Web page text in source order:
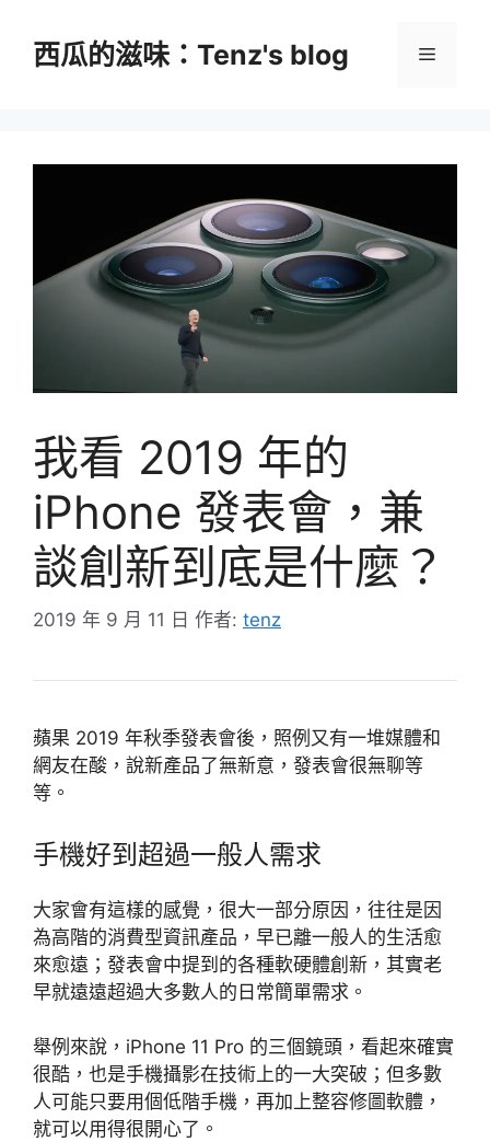
西瓜的滋味：Tenz's blog 選
我看 2019 年的
iPhone 發表會，兼
談創新到底是什麼？
2019 年 9 月 11 日 作者: tenz
蘋果 2019 年秋季發表會後，照例又有一堆媒體和
網友在酸，說新產品了無新意，發表會很無聊等
等。
手機好到超過一般人需求
大家會有這樣的感覺，很大一部分原因，往往是因
為高階的消費型資訊產品，早已離一般人的生活愈
來愈遠；發表會中提到的各種軟硬體創新，其實老
早就遠遠超過大多數人的日常簡單需求。
舉例來說，iPhone 11 Pro 的三個鏡頭，看起來確實
很酷，也是手機攝影在技術上的一大突破；但多數
人可能只要用個低階手機，再加上整容修圖軟體，
就可以用得很開心了。